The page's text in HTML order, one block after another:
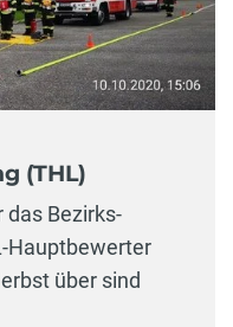
(THL)
das Bezirks-
Hauptbewerter
über sind